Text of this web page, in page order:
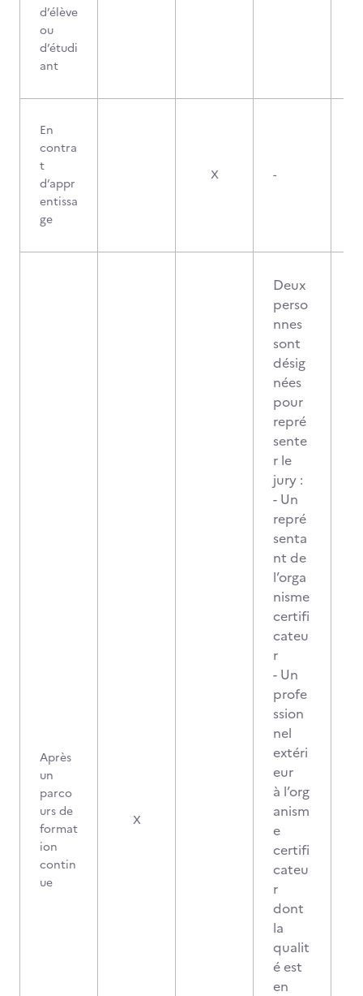
d’élève
ou
d’étudi
ant
En
contra
t
d’appr
entissa
ge
X -
Après
un
parco
urs de
format
ion
contin
ue
X
Deux
perso
nnes
sont
désig
nées
pour
repré
sente
r le
jury :
- Un
repré
senta
nt de
l’orga
nisme
certifi
cateu
r
- Un
profe
ssion
nel
extéri
eur
à l’org
anism
e
certifi
cateu
r
dont
la
qualit
é est
en